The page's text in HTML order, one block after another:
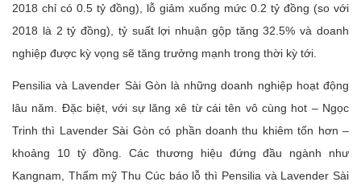
2018 chỉ có 0.5 tỷ đồng), lỗ giảm xuống mức 0.2 tỷ đồng (so với
2018 là 2 tỷ đồng), tỷ suất lợi nhuận gộp tăng 32.5% và doanh
nghiệp được kỳ vọng sẽ tăng trưởng mạnh trong thời kỳ tới.
Pensilia và Lavender Sài Gòn là những doanh nghiệp hoạt động
lâu năm. Đặc biệt, với sự lăng xê từ cái tên vô cùng hot – Ngọc
Trinh thì Lavender Sài Gòn có phần doanh thu khiêm tốn hơn –
khoảng 10 tỷ đồng. Các thương hiệu đứng đầu ngành như
Kangnam, Thẩm mỹ Thu Cúc báo lỗ thì Pensilia và Lavender Sài